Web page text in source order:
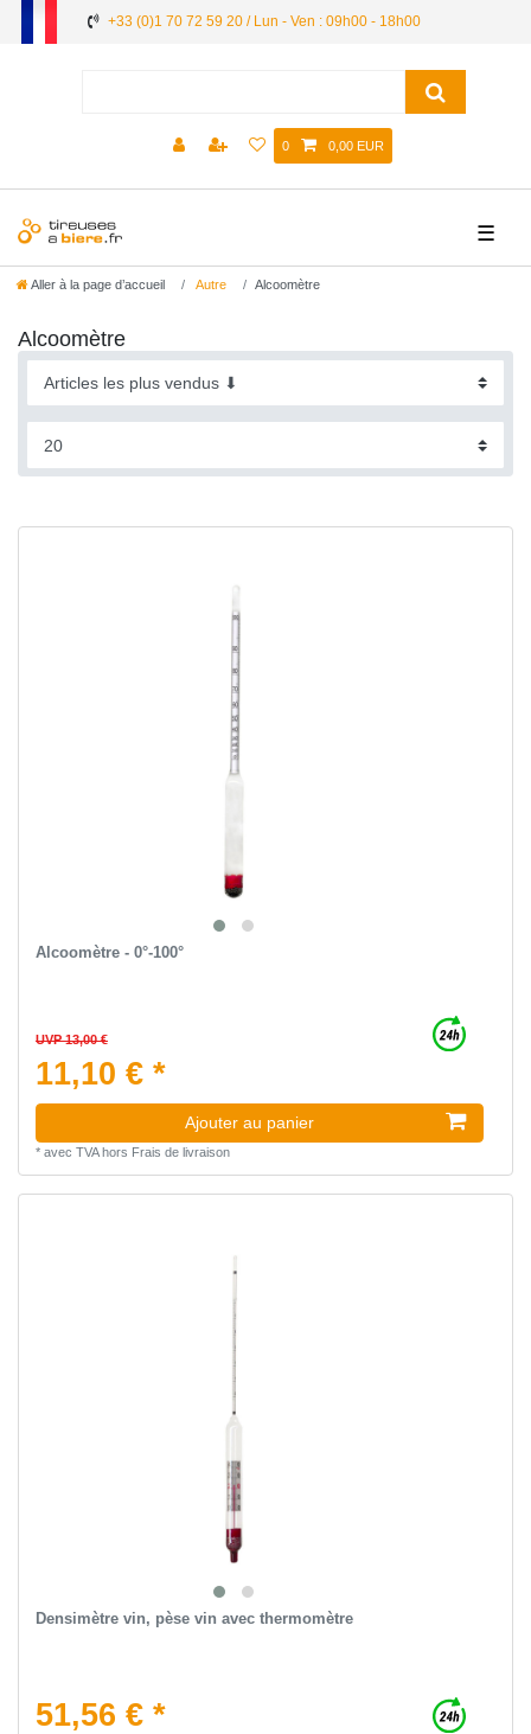
+33 (0)1 70 72 59 20 / Lun - Ven : 09h00 - 18h00
0 0,00 EUR
☰
Aller à la page d’accueil Autre Alcoomètre
Alcoomètre
Alcoomètre - 0°-100°
UVP 13,00 €
11,10 € *
Ajouter au panier
* avec TVAhors Frais de livraison
Densimètre vin, pèse vin avec thermomètre
51,56 € *